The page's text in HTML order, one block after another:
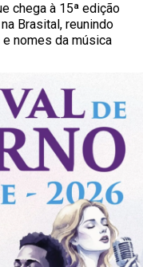
chega à 15ª edição
Brasital, reunindo
nomes da música